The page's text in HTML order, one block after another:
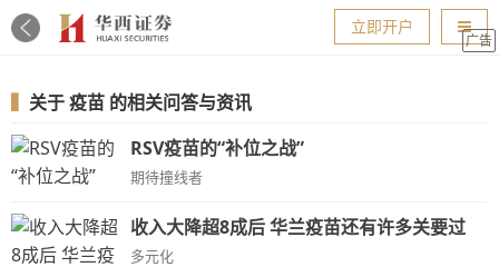
导航
立即开户
广告
关于疫苗 的相关问答与资讯
RSV疫苗的“补位之战”
期待撞线者
收入大降超8成后 华兰疫苗还有许多关要过
多元化